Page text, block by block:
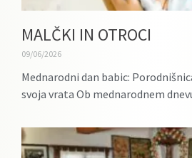
MALČKI IN OTROCI
09/06/2026
Mednarodni dan babic:
svoja vrata Ob mednarodnem